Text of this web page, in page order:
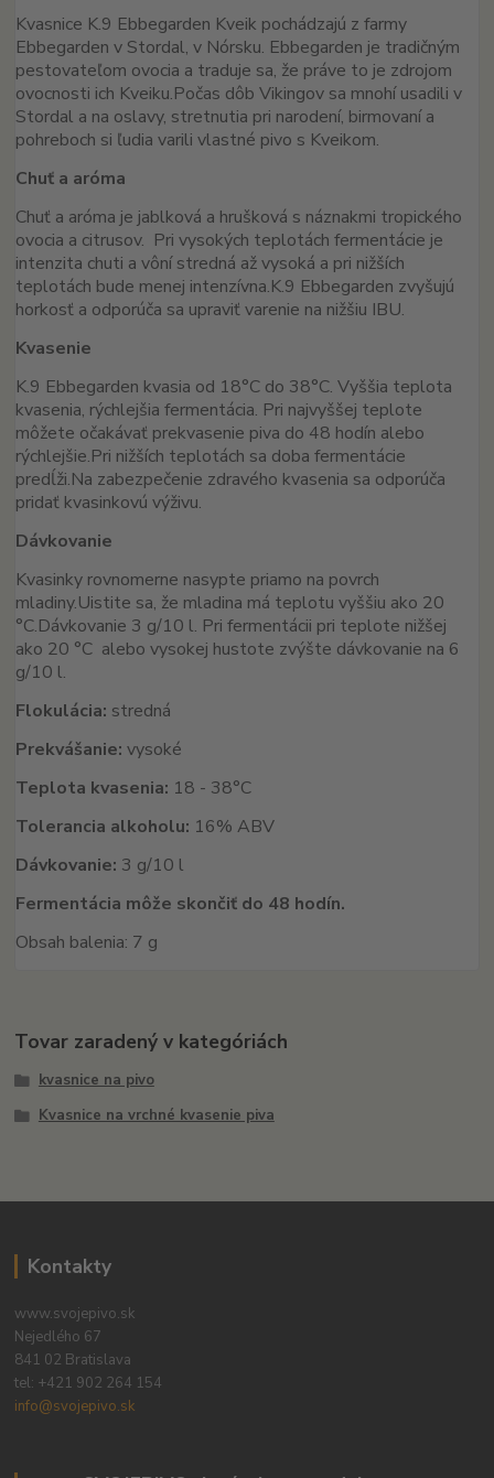
Kvasnice K.9 Ebbegarden Kveik pochádzajú z farmy
Ebbegarden v Stordal, v Nórsku. Ebbegarden je tradičným
pestovateľom ovocia a traduje sa, že práve to je zdrojom
ovocnosti ich Kveiku.Počas dôb Vikingov sa mnohí usadili v
Stordal a na oslavy, stretnutia pri narodení, birmovaní a
pohreboch si ľudia varili vlastné pivo s Kveikom.
Chuť a aróma
Chuť a aróma je jablková a hrušková s náznakmi tropického
ovocia a citrusov. Pri vysokých teplotách fermentácie je
intenzita chuti a vôní stredná až vysoká a pri nižších
teplotách bude menej intenzívna.K.9 Ebbegarden zvyšujú
horkosť a odporúča sa upraviť varenie na nižšiu IBU.
Kvasenie
K.9 Ebbegarden kvasia od 18°C do 38°C. Vyššia teplota
kvasenia, rýchlejšia fermentácia. Pri najvyššej teplote
môžete očakávať prekvasenie piva do 48 hodín alebo
rýchlejšie.Pri nižších teplotách sa doba fermentácie
predĺži.Na zabezpečenie zdravého kvasenia sa odporúča
pridať kvasinkovú výživu.
Dávkovanie
Kvasinky rovnomerne nasypte priamo na povrch
mladiny.Uistite sa, že mladina má teplotu vyššiu ako 20
°C.Dávkovanie 3 g/10 l. Pri fermentácii pri teplote nižšej
ako 20 °C alebo vysokej hustote zvýšte dávkovanie na 6
g/10 l.
Flokulácia: stredná
Prekvášanie: vysoké
Teplota kvasenia: 18 - 38°C
Tolerancia alkoholu: 16% ABV
Dávkovanie: 3 g/10 l
Fermentácia môže skončiť do 48 hodín.
Obsah balenia: 7 g
Tovar zaradený v kategóriách
kvasnice na pivo
Kvasnice na vrchné kvasenie piva
Kontakty
www.svojepivo.sk
Nejedlého 67
841 02 Bratislava
tel: +421 902 264 154
info@svojepivo.sk